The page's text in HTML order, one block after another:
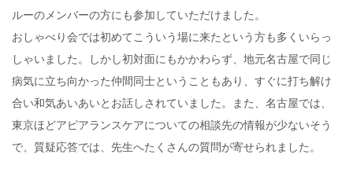
ルーのメンバーの方にも参加していただけました。
おしゃべり会では初めてこういう場に来たという方も多くいらっ
しゃいました。しかし初対面にもかかわらず、地元名古屋で同じ
病気に立ち向かった仲間同士ということもあり、すぐに打ち解け
合い和気あいあいとお話しされていました。また、名古屋では、
東京ほどアピアランスケアについての相談先の情報が少ないそう
で、質疑応答では、先生へたくさんの質問が寄せられました。